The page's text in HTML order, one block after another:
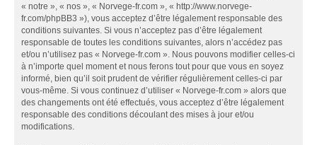
« notre », « nos », « Norvege-fr.com », « http://www.norvege-
fr.com/phpBB3 »), vous acceptez d’être légalement responsable des
conditions suivantes. Si vous n’acceptez pas d’être légalement
responsable de toutes les conditions suivantes, alors n’accédez pas
et/ou n’utilisez pas « Norvege-fr.com ». Nous pouvons modifier celles-ci
à n’importe quel moment et nous ferons tout pour que vous en soyez
informé, bien qu’il soit prudent de vérifier régulièrement celles-ci par
vous-même. Si vous continuez d’utiliser « Norvege-fr.com » alors que
des changements ont été effectués, vous acceptez d’être légalement
responsable des conditions découlant des mises à jour et/ou
modifications.